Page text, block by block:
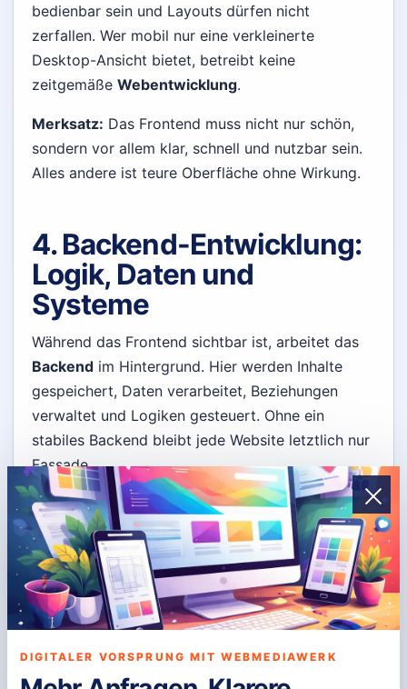
bedienbar sein und Layouts dürfen nicht
zerfallen. Wer mobil nur eine verkleinerte
Desktop-Ansicht bietet, betreibt keine
zeitgemäße Webentwicklung.
Merksatz: Das Frontend muss nicht nur schön,
sondern vor allem klar, schnell und nutzbar sein.
Alles andere ist teure Oberfläche ohne Wirkung.
4. Backend-Entwicklung:
Logik, Daten und
Systeme
Während das Frontend sichtbar ist, arbeitet das
Backend im Hintergrund. Hier werden Inhalte
gespeichert, Daten verarbeitet, Beziehungen
verwaltet und Logiken gesteuert. Ohne ein
stabiles Backend bleibt jede Website letztlich nur
Fassade.
In vielen professionellen Projekten kommt dabei
eine Kombination aus PHP und MySQL
beziehungsweise MariaDB zum Einsatz. Das ist
nicht spektakulär, aber robust, bewährt und für
viele individuelle Systeme sehr sinnvoll.
Entscheidend ist jedoch nicht die Sprache allein,
sondern wie sauber das Backend aufgebaut ist.
Gute
Webentwicklung sorgt dafür, dass Inhalte
DIGITALER VORSPRUNG MIT WEBMEDIAWERK